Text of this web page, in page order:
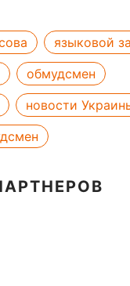
языковой
обмудсмен
новости